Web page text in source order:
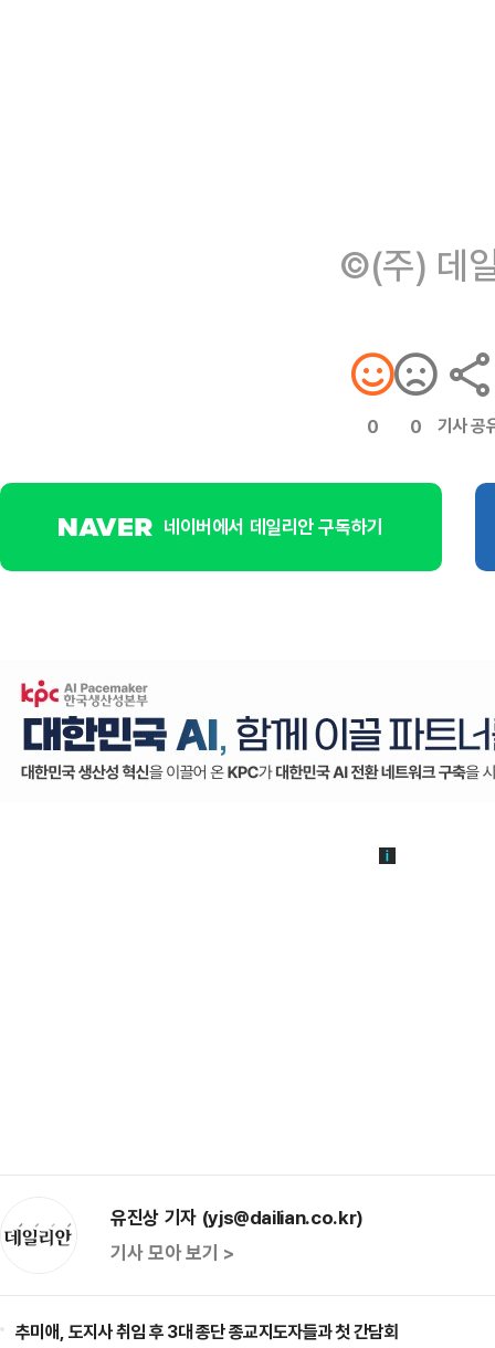
©(주) 데
0 0 기사 공
네이버에서 데일리안 구독하기
유진상 기자 (yjs@dailian.co.kr)
기사 모아 보기 >
추미애, 도지사 취임 후 3대 종단 종교지도자들과 첫 간담회